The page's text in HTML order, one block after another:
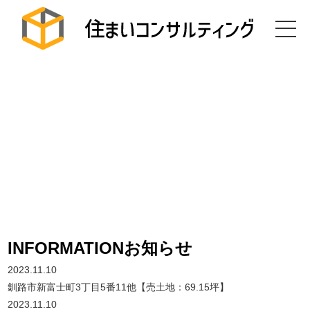
INFORMATIONお知らせ
2023.11.10
釧路市新富士町3丁目5番11他【売土地：69.15坪】
2023.11.10